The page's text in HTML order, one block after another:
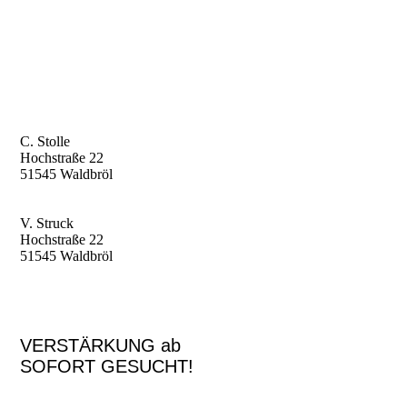
C. Stolle
Hochstraße 22
51545 Waldbröl
V. Struck
Hochstraße 22
51545 Waldbröl
VERSTÄRKUNG ab
SOFORT GESUCHT!